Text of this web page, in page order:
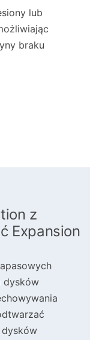
lub
braku
z
Expansion
dysków
dysków